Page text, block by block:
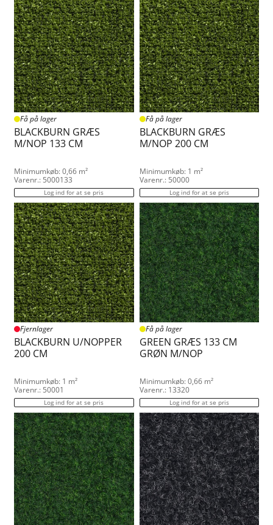
Få på lager
BLACKBURN GRÆS
M/NOP 133 CM
Minimumkøb: 0,66 m²
Varenr.: 5000133
Log ind for at se pris
Få på lager
BLACKBURN GRÆS
M/NOP 200 CM
Minimumkøb: 1 m²
Varenr.: 50000
Log ind for at se pris
Fjernlager
BLACKBURN U/NOPPER
200 CM
Minimumkøb: 1 m²
Varenr.: 50001
Log ind for at se pris
Få på lager
GREEN GRÆS 133 CM
GRØN M/NOP
Minimumkøb: 0,66 m²
Varenr.: 13320
Log ind for at se pris